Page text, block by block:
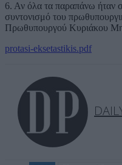
6. Αν όλα τα παραπάνω ήταν
συντονισμό του
Πρωθυπουργού Κυριάκου
protasi-eksetastikis.pdf